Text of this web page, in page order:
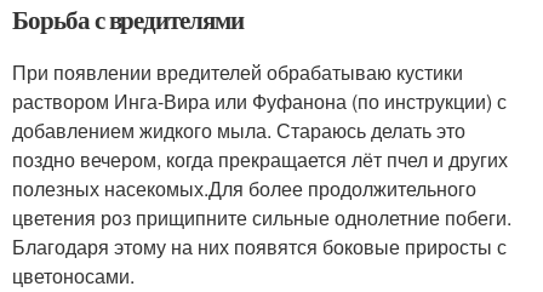
Борьба с вредителями
При появлении вредителей обрабатываю кустики
раствором Инга-Вира или Фуфанона (по инструкции) с
добавлением жидкого мыла. Стараюсь делать это
поздно вечером, когда прекращается лёт пчел и других
полезных насекомых.Для более продолжительного
цветения роз прищипните сильные однолетние побеги.
Благодаря этому на них появятся боковые приросты с
цветоносами.